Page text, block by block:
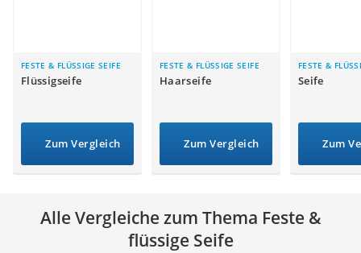
Massagegerät
Service
FESTE & FLÜSSIGE SEIFE
Flüssigseife
Zum Vergleich
FESTE & FLÜSSIGE SEIFE
Haarseife
Zum Vergleich
FESTE &
Seife
Zum
Alle Vergleiche zum Thema Feste &
flüssige Seife